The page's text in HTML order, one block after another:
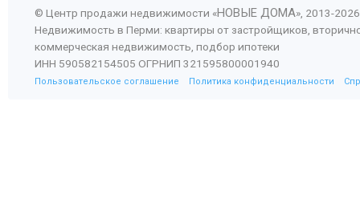
© Центр продажи недвижимости «НОВЫЕ ДОМА», 2013-2026
Недвижимость в Перми: квартиры от застройщиков,
коммерческая недвижимость, подбор ипотеки
ИНН 590582154505 ОГРНИП 321595800001940
Пользовательское соглашение Политика конфиденциальности